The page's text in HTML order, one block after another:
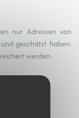
nur Adressen von
geschätzt haben.
werden.